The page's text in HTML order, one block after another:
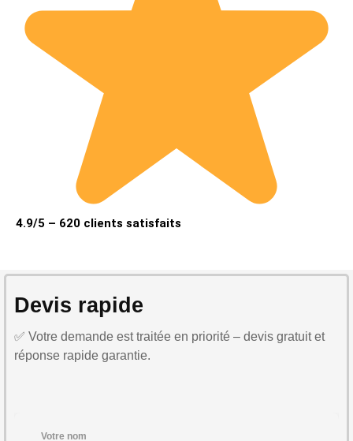
4.9/5 – 620 clients satisfaits
Devis rapide
✅ Votre demande est traitée en priorité – devis gratuit et
réponse rapide garantie.
Votre nom